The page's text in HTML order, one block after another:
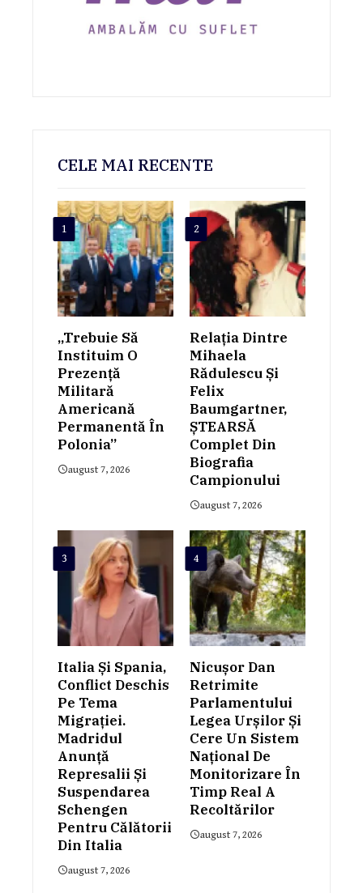
CELE MAI RECENTE
1
„Trebuie Să
Instituim O
Prezență
Militară
Americană
Permanentă În
Polonia”
august 7, 2026
2
Relația Dintre
Mihaela
Rădulescu Și
Felix
Baumgartner,
ȘTEARSĂ
Complet Din
Biografia
Campionului
august 7, 2026
3
Italia Și Spania,
Conflict Deschis
Pe Tema
Migrației.
Madridul
Anunță
Represalii Și
Suspendarea
Schengen
Pentru Călătorii
Din Italia
august 7, 2026
4
Nicușor Dan
Retrimite
Parlamentului
Legea Urșilor Și
Cere Un Sistem
Național De
Monitorizare În
Timp Real A
Recoltărilor
august 7, 2026